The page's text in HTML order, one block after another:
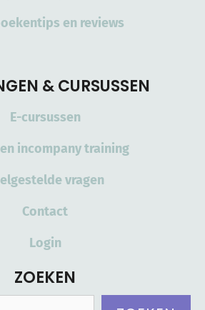
en reviews
& CURSUSSEN
E-cursussen
incompany training
vragen
Contact
Login
ZOEKEN